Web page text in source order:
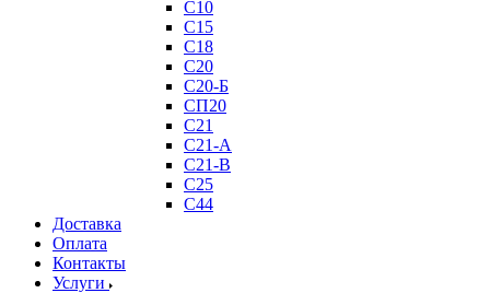
С10
С15
С18
С20
С20-Б
СП20
С21
С21-А
С21-В
С25
С44
Доставка
Оплата
Контакты
Услуги